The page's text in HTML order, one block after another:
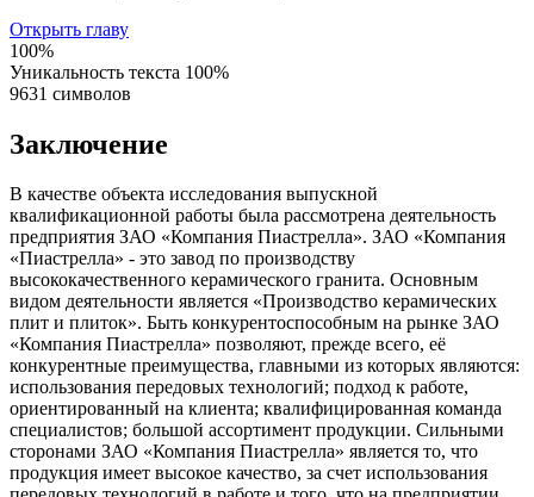
Открыть главу
100%
Уникальность текста 100%
9631 символов
Заключение
В качестве объекта исследования выпускной
квалификационной работы была рассмотрена деятельность
предприятия ЗАО «Компания Пиастрелла». ЗАО «Компания
«Пиастрелла» - это завод по производству
высококачественного керамического гранита. Основным
видом деятельности является «Производство керамических
плит и плиток». Быть конкурентоспособным на рынке ЗАО
«Компания Пиастрелла» позволяют, прежде всего, её
конкурентные преимущества, главными из которых являются:
использования передовых технологий; подход к работе,
ориентированный на клиента; квалифицированная команда
специалистов; большой ассортимент продукции. Сильными
сторонами ЗАО «Компания Пиастрелла» является то, что
продукция имеет высокое качество, за счет использования